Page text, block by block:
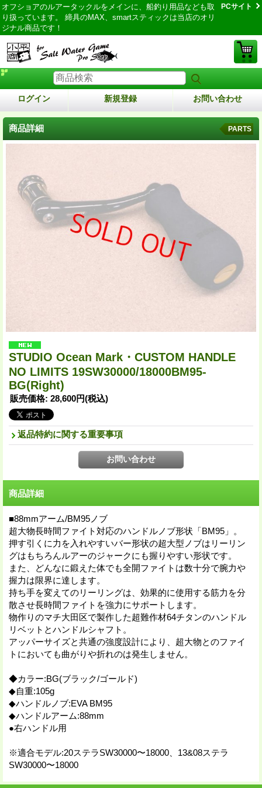
オフショアのルアータックルをメインに、船釣り用品なども取
り扱っています。 締具のMAX、smartスティックは当店のオリ
ジナル商品です！
PCサイト
ログイン 新規登録 お問い合わせ
商品詳細 PARTS
STUDIO Ocean Mark・CUSTOM HANDLE
NO LIMITS 19SW30000/18000BM95-
BG(Right)
販売価格: 28,600円(税込)
返品特約に関する重要事項
商品詳細
■88mmアーム/BM95ノブ
超大物長時間ファイト対応のハンドルノブ形状「BM95」。
押す引くに力を入れやすいバー形状の超大型ノブはリーリン
グはもちろんルアーのジャークにも握りやすい形状です。
また、どんなに鍛えた体でも全開ファイトは数十分で腕力や
握力は限界に達します。
持ち手を変えてのリーリングは、効果的に使用する筋力を分
散させ長時間ファイトを強力にサポートします。
物作りのマチ大田区で製作した超難作材64チタンのハンドル
リベットとハンドルシャフト。
アッパーサイズと共通の強度設計により、超大物とのファイ
トにおいても曲がりや折れのは発生しません。
◆カラー:BG(ブラック/ゴールド)
◆自重:105g
◆ハンドルノブ:EVA BM95
◆ハンドルアーム:88mm
●右ハンドル用
※適合モデル:20ステラSW30000〜18000、13&08ステラ
SW30000〜18000